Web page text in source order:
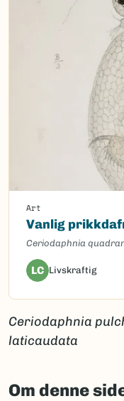
Art
Vanlig
Ceriodaphnia
LC Livskraftig
Ceriodaphnia
laticaudata
Om denne